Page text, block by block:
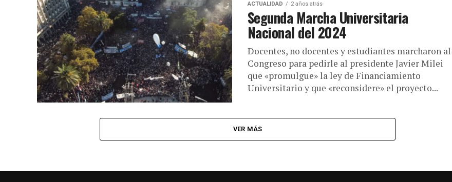
ACTUALIDAD 2 años atrás
Segunda Marcha Universitaria
Nacional del 2024
Docentes, no docentes y estudiantes marcharon al
Congreso para pedirle al presidente Javier Milei
que «promulgue» la ley de Financiamiento
Universitario y que «reconsidere» el proyecto...
VER MÁS